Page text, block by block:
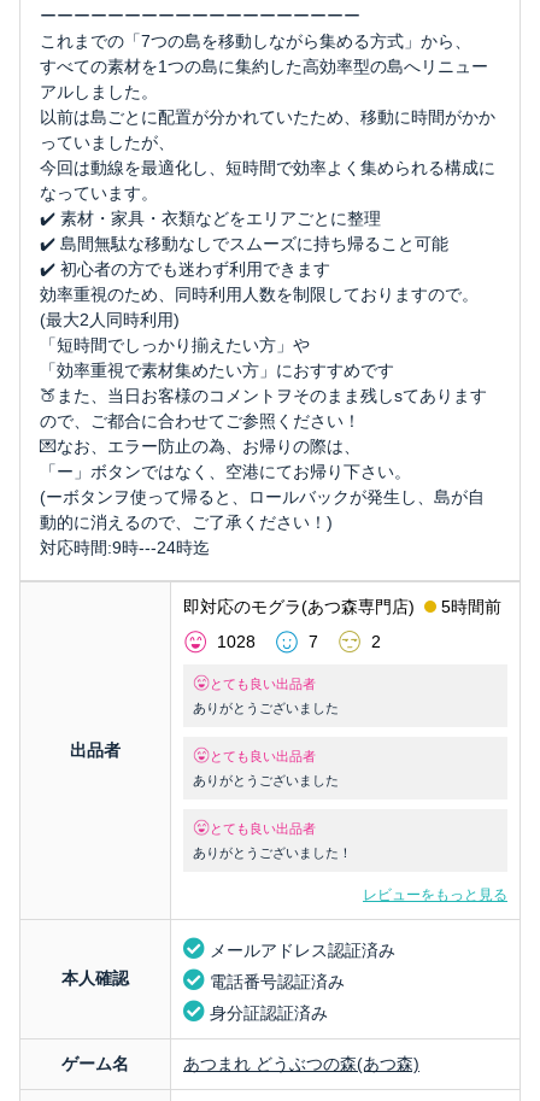
ーーーーーーーーーーーーーーーーーーー
これまでの「7つの島を移動しながら集める方式」から、
すべての素材を1つの島に集約した高効率型の島へリニュー
アルしました。
以前は島ごとに配置が分かれていたため、移動に時間がかか
っていましたが、
今回は動線を最適化し、短時間で効率よく集められる構成に
なっています。
✔️ 素材・家具・衣類などをエリアごとに整理
✔️ 島間無駄な移動なしでスムーズに持ち帰ること可能
✔️ 初心者の方でも迷わず利用できます
効率重視のため、同時利用人数を制限しておりますので。
(最大2人同時利用)
「短時間でしっかり揃えたい方」や
「効率重視で素材集めたい方」におすすめです
🍑また、当日お客様のコメントヲそのまま残しsてあります
ので、ご都合に合わせてご参照ください！
💌なお、エラー防止の為、お帰りの際は、
「ー」ボタンではなく、空港にてお帰り下さい。
(ーボタンヲ使って帰ると、ロールバックが発生し、島が自
動的に消えるので、ご了承ください！)
対応時間:9時---24時迄
出品者
即対応のモグラ(あつ森専門店)
5時間前
1028
7 2
とても良い出品者
ありがとうございました
とても良い出品者
ありがとうございました
とても良い出品者
ありがとうございました！
レビューをもっと見る
本人確認
メールアドレス認証済み
電話番号認証済み
身分証認証済み
ゲーム名 あつまれ どうぶつの森(あつ森)